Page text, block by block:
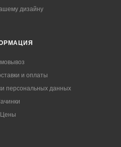
дизайну
и оплаты
персональных данных
Цены